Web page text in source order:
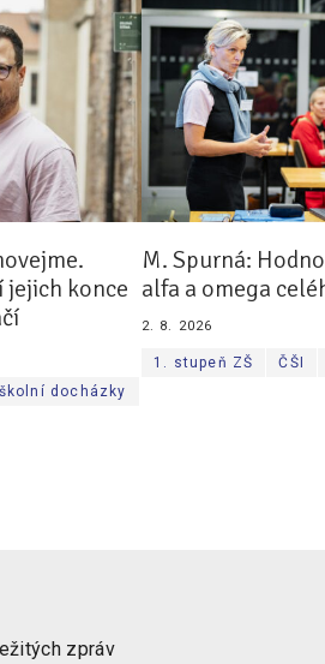
konce
docházky
M. Spurná:
alfa a omega
2. 8. 2026
1. stupeň ZŠ ČŠI
zpráv